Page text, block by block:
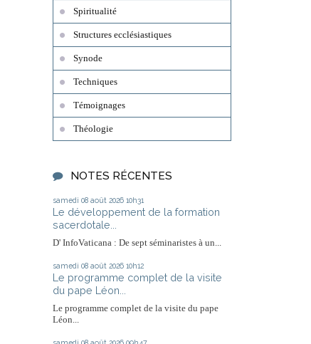
Spiritualité
Structures ecclésiastiques
Synode
Techniques
Témoignages
Théologie
NOTES RÉCENTES
samedi 08 août 2026 10h31
Le développement de la formation
sacerdotale...
D' InfoVaticana : De sept séminaristes à un...
samedi 08 août 2026 10h12
Le programme complet de la visite
du pape Léon...
Le programme complet de la visite du pape
Léon...